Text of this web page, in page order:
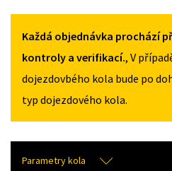
Každá objednávka prochází
kontroly a verifikací., V
dojezdovbého kola bude po
typ dojezdového kola.
Parametry kola